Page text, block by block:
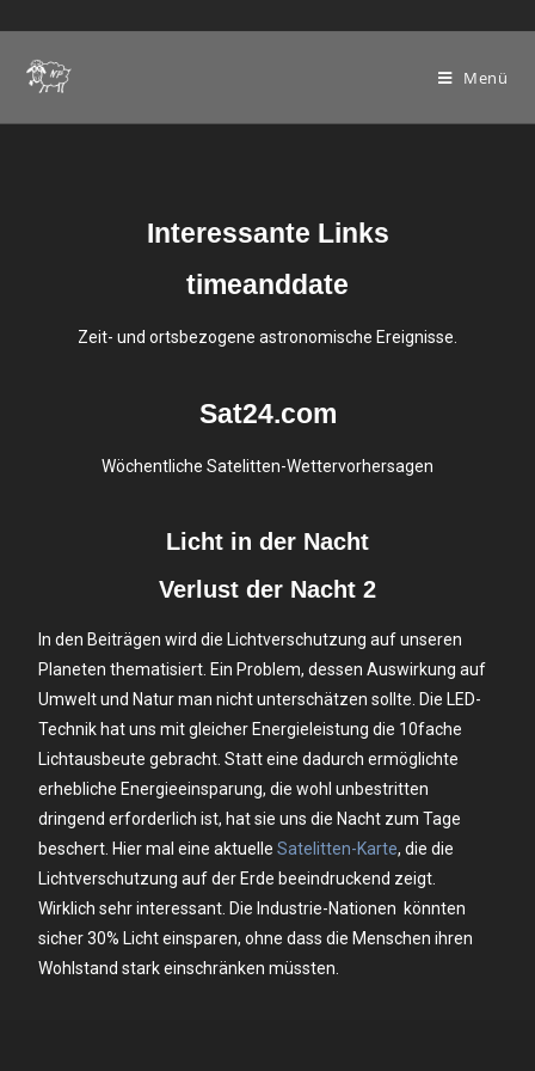
Menü
Interessante Links
timeanddate
Zeit- und ortsbezogene astronomische Ereignisse.
Sat24.com
Wöchentliche Satelitten-Wettervorhersagen
Licht in der Nacht
Verlust der Nacht 2
In den Beiträgen wird die Lichtverschutzung auf unseren
Planeten thematisiert. Ein Problem, dessen Auswirkung auf
Umwelt und Natur man nicht unterschätzen sollte. Die LED-
Technik hat uns mit gleicher Energieleistung die 10fache
Lichtausbeute gebracht. Statt eine dadurch ermöglichte
erhebliche Energieeinsparung, die wohl unbestritten
dringend erforderlich ist, hat sie uns die Nacht zum Tage
beschert. Hier mal eine aktuelleSatelitten-Karte, die die
Lichtverschutzung auf der Erde beeindruckend zeigt.
Wirklich sehr interessant. Die Industrie-Nationen könnten
sicher 30% Licht einsparen, ohne dass die Menschen ihren
Wohlstand stark einschränken müssten.